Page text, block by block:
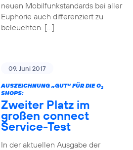
neuen Mobilfunkstandards bei aller
Euphorie auch differenziert zu
beleuchten. […]
09. Juni 2017
AUSZEICHNUNG „GUT“ FÜR DIE O2
SHOPS:
Zweiter Platz im
großen connect
Service-Test
In der aktuellen Ausgabe der